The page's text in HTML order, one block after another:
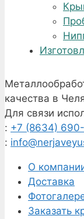
качества в
Для связи
: +7 (8634)
:
О
Доставка
Заказать